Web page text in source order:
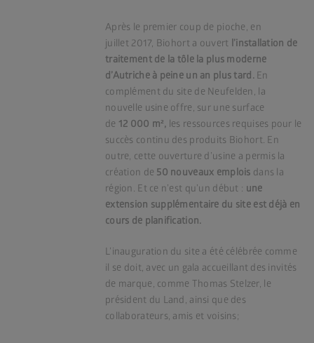
Après le premier coup de pioche, en
juillet 2017, Biohort a ouvert l’installation de
traitement de la tôle la plus moderne
d’Autriche à peine un an plus tard.En
complément du site de Neufelden, la
nouvelle usine offre, sur une surface
de 12 000 m², les ressources requises pour le
succès continu des produits Biohort. En
outre, cette ouverture d’usine a permis la
création de 50 nouveaux emplois dans la
région. Et ce n’est qu’un début : une
extension supplémentaire du site est déjà en
cours de planification.
L’inauguration du site a été célébrée comme
il se doit, avec un gala accueillant des invités
de marque, comme Thomas Stelzer, le
président du Land, ainsi que des
collaborateurs, amis et voisins;